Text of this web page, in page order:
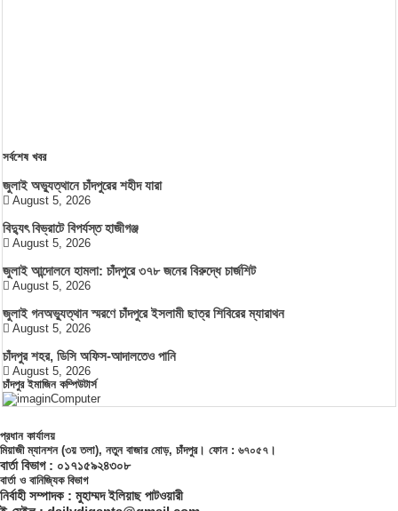
সর্বশেষ খবর
জুলাই অভ্যুত্থানে চাঁদপুরের শহীদ যারা
August 5, 2026
বিদ্যুৎ বিভ্রাটে বিপর্যস্ত হাজীগঞ্জ
August 5, 2026
জুলাই আন্দোলনে হামলা: চাঁদপুরে ৩৭৮ জনের বিরুদ্ধে চার্জশিট
August 5, 2026
জুলাই গনঅভ্যুত্থান স্মরণে চাঁদপুরে ইসলামী ছাত্র শিবিরের ম্যারাথন
August 5, 2026
চাঁদপুর শহর, ডিসি অফিস-আদালতেও পানি
August 5, 2026
চাঁদপুর ইমাজিন কম্পিউটার্স
প্রধান কার্যালয়
মিয়াজী ম্যানশন (৩য় তলা), নতুন বাজার মোড়, চাঁদপুর। ফোন : ৬৭০৫৭।
বার্তা বিভাগ : ০১৭১৫৯২৪৩০৮
বার্তা ও বানিজ্যিক বিভাগ
নির্বাহী সম্পাদক : মুহাম্মদ ইলিয়াছ পাটওয়ারী